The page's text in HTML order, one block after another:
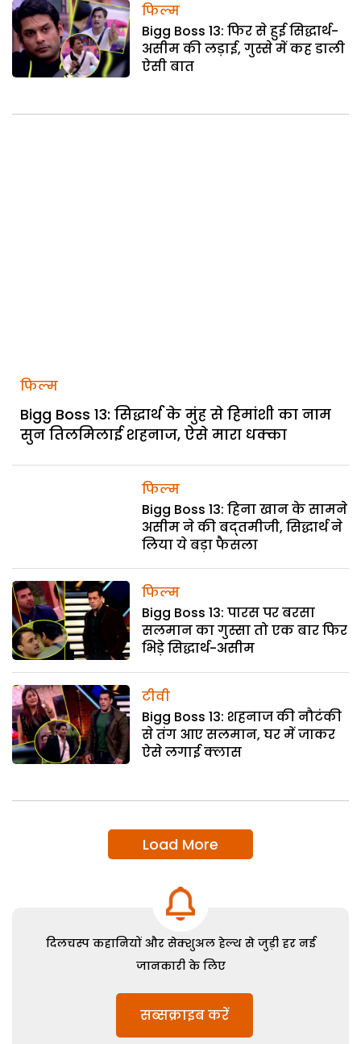
फिल्म
Bigg Boss 13: फिर से हुई सिद्धार्थ-
असीम की लड़ाई, गुस्से में कह डाली
ऐसी बात
फिल्म
Bigg Boss 13: सिद्धार्थ के मुंह से हिमांशी का नाम
सुन तिलमिलाई शहनाज, ऐसे मारा धक्का
फिल्म
Bigg Boss 13: हिना खान के सामने
असीम ने की बद्तमीजी, सिद्धार्थ ने
लिया ये बड़ा फैसला
फिल्म
Bigg Boss 13: पारस पर बरसा
सलमान का गुस्सा तो एक बार फिर
भिड़े सिद्धार्थ-असीम
टीवी
Bigg Boss 13: शहनाज की नौटंकी
से तंग आए सलमान, घर में जाकर
ऐसे लगाई क्लास
Load More
दिलचस्प कहानियों और सेक्शुअल हेल्थ से जुड़ी हर नई
जानकारी के लिए
सब्सक्राइब करें